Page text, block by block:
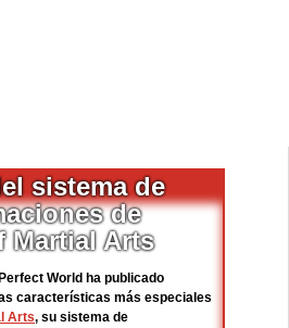
sistema de
de
Martial Arts
Perfect World ha publicado
características más especiales
Arts, su sistema de